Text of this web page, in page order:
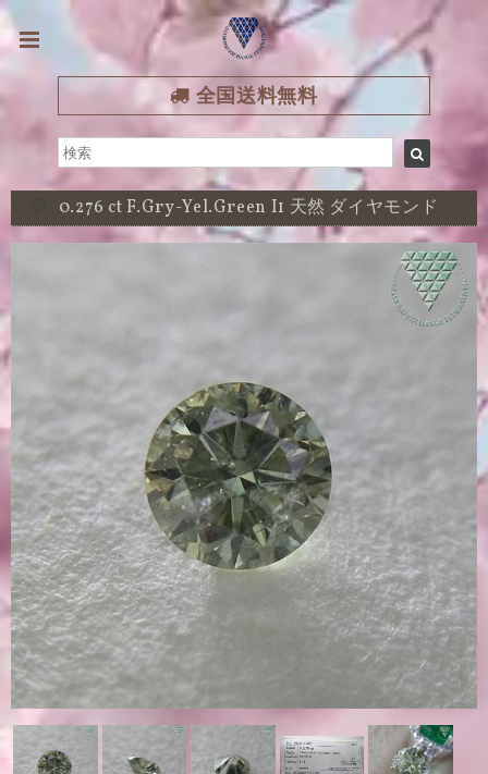
全国送料無料
0.276 ct F.Gry-Yel.Green I1 天然 ダイヤモンド